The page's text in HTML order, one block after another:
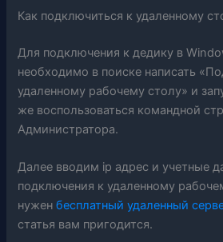
Как подключиться к удаленному
Для подключения к дедику в
необходимо в поиске написать
удаленному рабочему столу» и
же воспользоваться командной
Администратора.
Далее вводим ip адрес и учетные
подключения к удаленному
нуженбесплатный удаленный
статья вам пригодится.